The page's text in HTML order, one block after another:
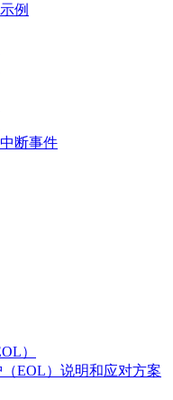
例
断事件
）
（EOL）说明和应对方案